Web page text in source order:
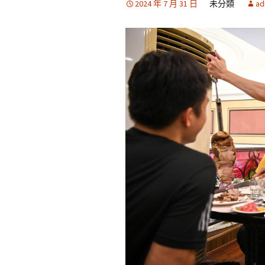
2024 年 7 月 31 日 未分類